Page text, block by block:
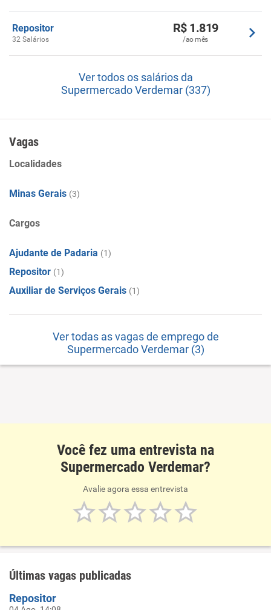
Repositor
32 Salários
R$ 1.819
/ao mês
Ver todos os salários da
Supermercado Verdemar (337)
Vagas
Localidades
Minas Gerais (3)
Cargos
Ajudante de Padaria (1)
Repositor (1)
Auxiliar de Serviços Gerais (1)
Ver todas as vagas de emprego de
Supermercado Verdemar (3)
Você fez uma entrevista na
Supermercado Verdemar?
Avalie agora essa entrevista
Últimas vagas publicadas
Repositor